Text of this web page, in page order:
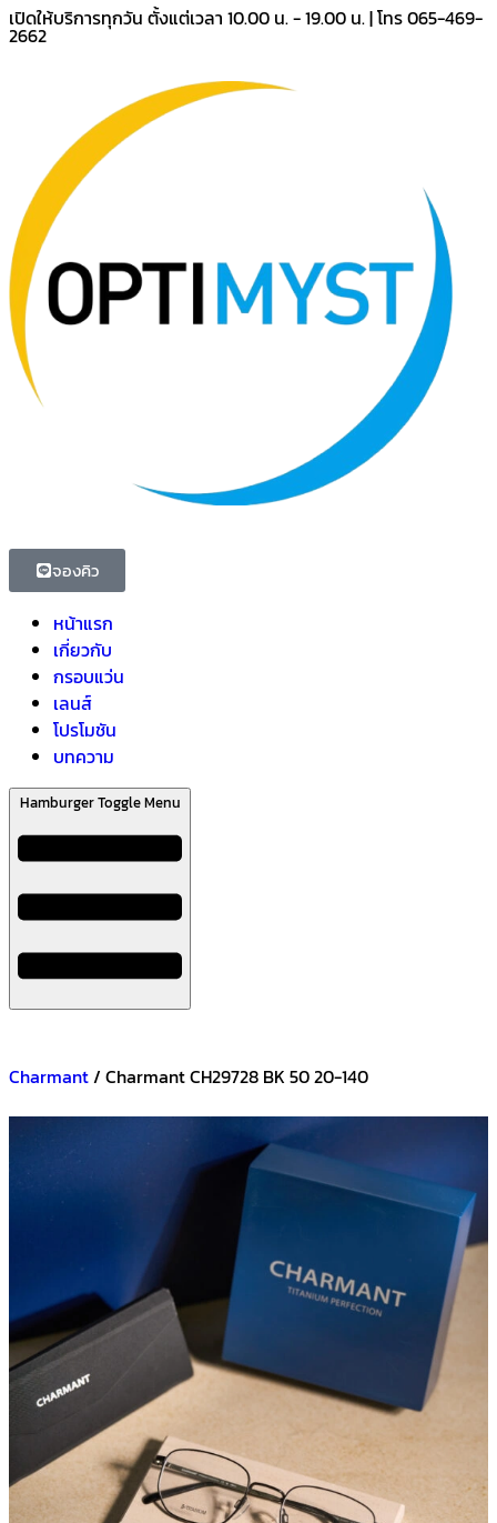
เปิดให้บริการทุกวัน ตั้งแต่เวลา 10.00 น. - 19.00 น. | โทร 065-469-
2662
จองคิว
หน้าแรก
เกี่ยวกับ
กรอบแว่น
เลนส์
โปรโมชัน
บทความ
Hamburger Toggle Menu
Charmant/ Charmant CH29728 BK 50 20-140